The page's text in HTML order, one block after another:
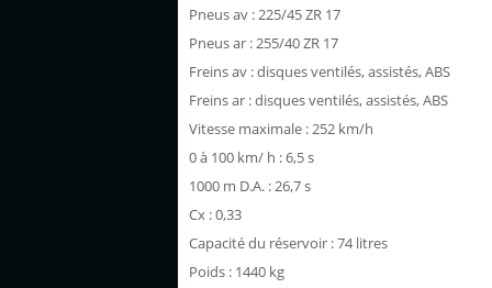
Pneus av : 225/45 ZR 17
Pneus ar : 255/40 ZR 17
Freins av : disques ventilés, assistés, ABS
Freins ar : disques ventilés, assistés, ABS
Vitesse maximale : 252 km/h
0 à 100 km/ h : 6,5 s
1000 m D.A. : 26,7 s
Cx : 0,33
Capacité du réservoir : 74 litres
Poids : 1440 kg